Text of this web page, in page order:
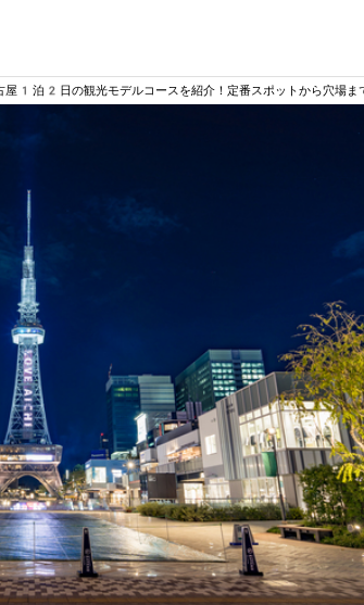
屋1泊2日の観光モデルコースを紹介！定番スポットから穴場ま